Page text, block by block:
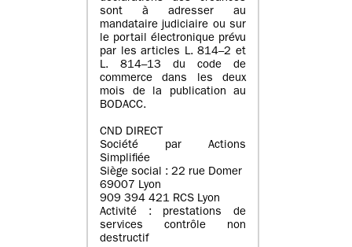
sont à adresser au
mandataire judiciaire ou sur
le portail électronique prévu
par les articles L. 814–2 et
L. 814–13 du code de
commerce dans les deux
mois de la publication au
BODACC.
CND DIRECT
Société par Actions
Simplifiée
Siège social : 22 rue Domer
69007 Lyon
909 394 421 RCS Lyon
Activité : prestations de
services contrôle non
destructif